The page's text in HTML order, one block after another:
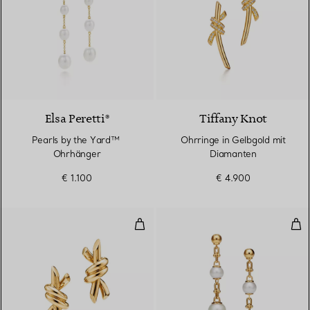
Elsa Peretti®
Pearls by the Yard™ ​​
Ohrhänger
€ 1.100
Tiffany Knot
Ohrringe in Gelbgold mit
Diamanten
€ 4.900
Kleine Ohrringe in Gelbgold